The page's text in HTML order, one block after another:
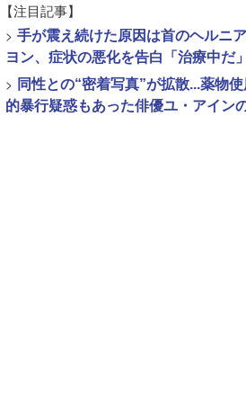
【注目記事】
> 手が震え続けた原因は首のヘルニ
ヨン、症状の悪化を告白「治療中だ」
> 同性との“密着写真”が拡散...薬物
的暴行疑惑もあった俳優ユ・アイン